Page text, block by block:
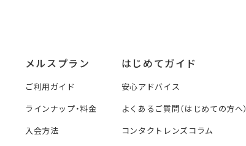
メルスプラン
ご利用ガイド
ラインナップ・料金
入会方法
はじめてガイド
安心アドバイス
よくあるご質問（はじめての方へ）
コンタクトレンズコラム